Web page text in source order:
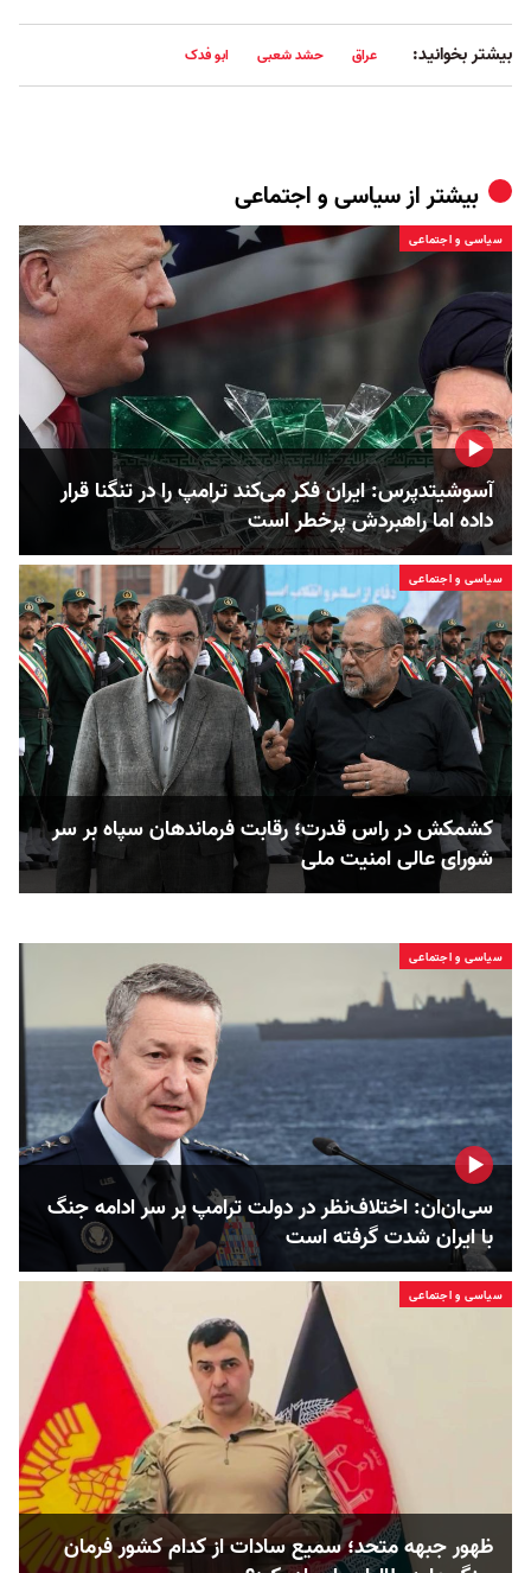
بیشتر بخوانید: عراق حشد شعبی ابو فدک
بیشتر ازسیاسی و اجتماعی
سیاسی و اجتماعی
آسوشیتدپرس: ایران فکر می‌کند ترامپ را در تنگنا قرار
داده‌ اما راهبردش پرخطر است
سیاسی و اجتماعی
کشمکش در راس قدرت؛ رقابت فرماندهان سپاه بر سر
شورای عالی امنیت ملی
سیاسی و اجتماعی
سی‌ان‌ان: اختلاف‌نظر در دولت ترامپ بر سر ادامه جنگ
با ایران شدت گرفته است
سیاسی و اجتماعی
ظهور جبهه متحد؛ سمیع سادات از کدام کشور فرمان